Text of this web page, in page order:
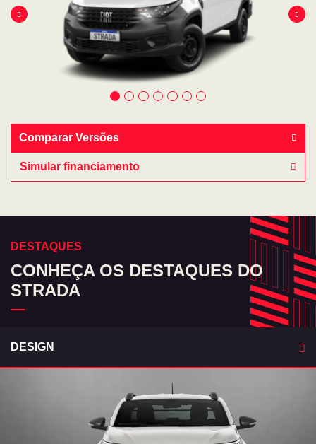
Comparar Versões
Simular financiamento
DESTAQUES
CONHEÇA OS DESTAQUES DO
STRADA
DESIGN